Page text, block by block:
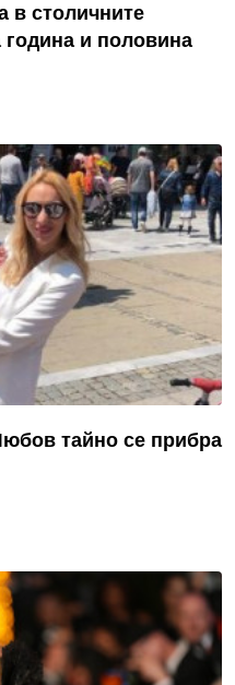
в столичните
и половина
тайно се прибра